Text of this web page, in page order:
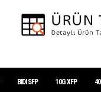
BIDI SFP 10G XFP